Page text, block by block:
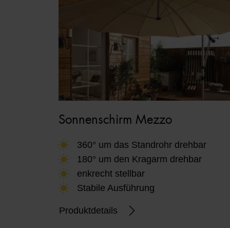
l
Sonnenschirm Mezzo
360° um das Standrohr drehbar
180° um den Kragarm drehbar
enkrecht stellbar
Stabile Ausführung
Produktdetails